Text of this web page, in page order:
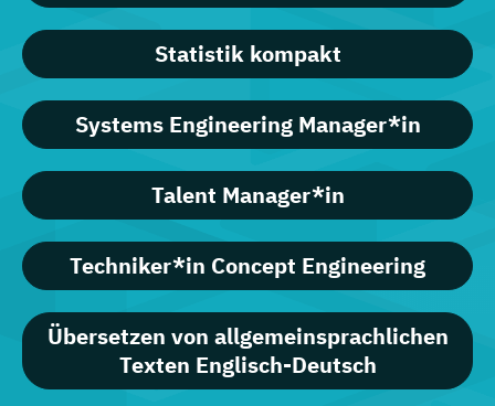
Statistik kompakt
Systems Engineering Manager*in
Talent Manager*in
Techniker*in Concept Engineering
Übersetzen von allgemeinsprachlichen
Texten Englisch-Deutsch